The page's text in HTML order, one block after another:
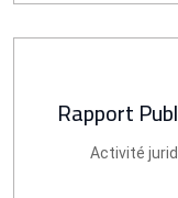
Rapport
Activité